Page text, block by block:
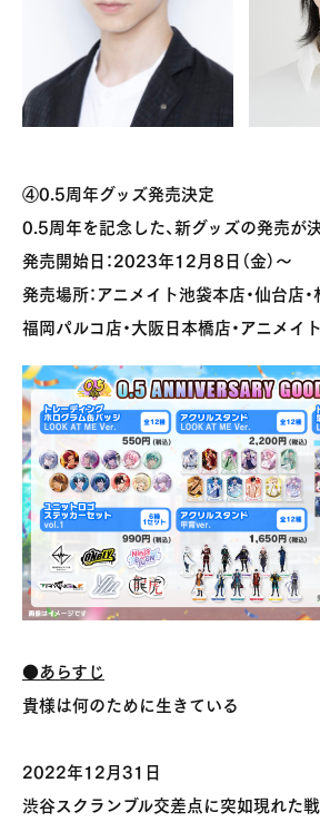
④0.5周年グッズ発売決定
0.5周年を記念した、新グッズの発売が決
発売開始日：2023年12月8日（金）〜
発売場所：アニメイト池袋本店・仙台店・
福岡パルコ店・大阪日本橋店・アニメイ
●あらすじ
貴様は何のために生きている
2022年12月31日
渋谷スクランブル交差点に突如現れた